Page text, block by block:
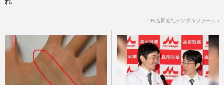
れ
PR(合同会社デジタルファーム )